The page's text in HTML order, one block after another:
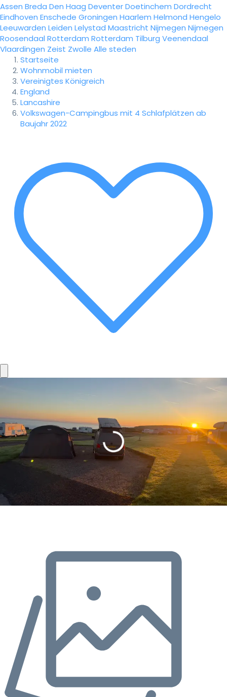
Assen Breda Den Haag DeventerDoetinchem Dordrecht
Eindhoven Enschede Groningen Haarlem Helmond Hengelo
Leeuwarden Leiden Lelystad Maastricht Nijmegen Nijmegen
Roosendaal Rotterdam Rotterdam Tilburg Veenendaal
Vlaardingen Zeist Zwolle Alle steden
Startseite
Wohnmobil mieten
Vereinigtes Königreich
England
Lancashire
Volkswagen-Campingbus mit 4 Schlafplätzen ab
Baujahr 2022